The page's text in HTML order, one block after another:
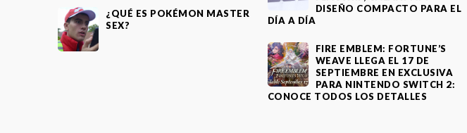
¿QUÉ ES POKÉMON MASTER
SEX?
DISEÑO COMPACTO PARA EL
DÍA A DÍA
FIRE EMBLEM: FORTUNE’S
WEAVE LLEGA EL 17 DE
SEPTIEMBRE EN EXCLUSIVA
PARA NINTENDO SWITCH 2:
CONOCE TODOS LOS DETALLES